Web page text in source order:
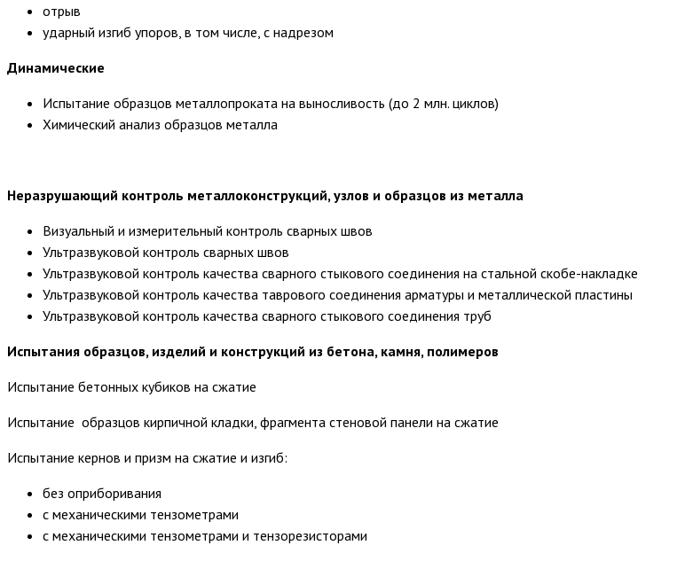
отрыв
ударный изгиб упоров, в том числе, с надрезом
Динамические
Испытание образцов металлопроката на выносливость (до 2 млн. циклов)
Химический анализ образцов металла
Неразрушающий контроль металлоконструкций, узлов и образцов из металла
Визуальный и измерительный контроль сварных швов
Ультразвуковой контроль сварных швов
Ультразвуковой контроль качества сварного стыкового соединения на стальной скобе-накладке
Ультразвуковой контроль качества таврового соединения арматуры и металлической пластины
Ультразвуковой контроль качества сварного стыкового соединения труб
Испытания образцов, изделий и конструкций из бетона, камня, полимеров
Испытание бетонных кубиков на сжатие
Испытание образцов кирпичной кладки, фрагмента стеновой панели на сжатие
Испытание кернов и призм на сжатие и изгиб:
без оприборивания
с механическими тензометрами
с механическими тензометрами и тензорезисторами